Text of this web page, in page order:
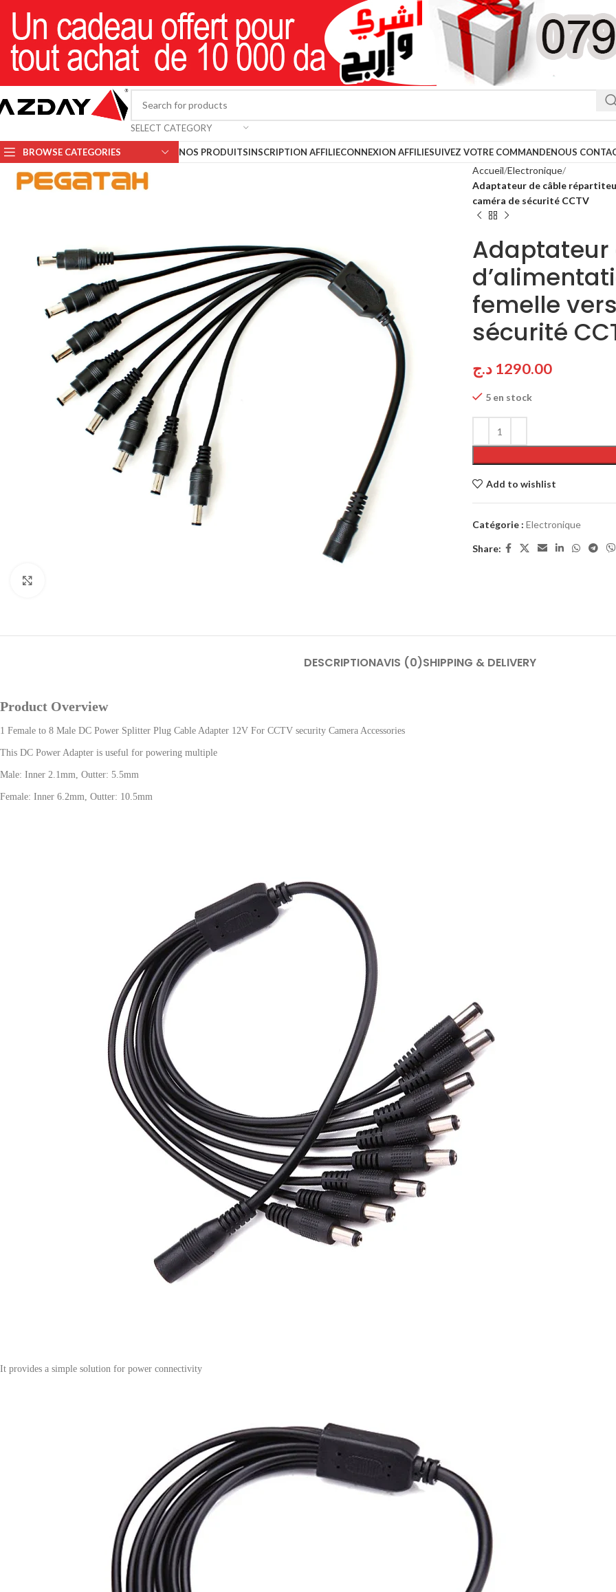
SELECT CATEGORY
BROWSE CATEGORIES NOS PRODUITSINSCRIPTION AFFILIECONNEXION AFFILIESUIVEZ VOTRE COMMANDENOUS
Accueil Electronique
Adaptateur de câble répartiteur
caméra de sécurité CCTV
femelle
sécurité
1290.00 د.ج
5 en stock
Add to wishlist
Catégorie : Electronique
Share:
DESCRIPTIONAVIS (0)SHIPPING & DELIVERY
Product Overview
1 Female to 8 Male DC Power Splitter Plug Cable Adapter 12V For CCTV security Camera Accessories
This DC Power Adapter is useful for powering multiple
Male: Inner 2.1mm, Outter: 5.5mm
Female: Inner 6.2mm, Outter: 10.5mm
It provides a simple solution for power connectivity